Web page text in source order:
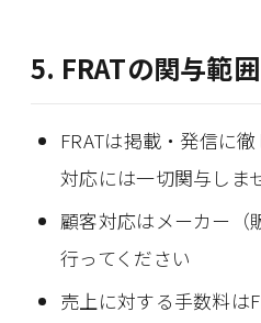
5. FRATの関与範囲
FRATは掲載・発信に
対応には一切関与しま
顧客対応はメーカー（
行ってください
売上に対する手数料は